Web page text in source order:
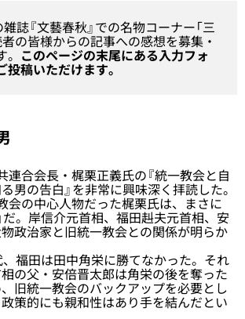
誌『文藝春秋』での名物コーナー「三
者の皆様からの記事への感想を募集・
このページの末尾にある入力フォ
稿いただけます。
合会長・梶栗正義氏の『統一教会と自
男の告白 』を非常に興味深く拝読した。
会の中心人物だった梶栗氏は、まさに
だ。岸信介元首相、福田赳夫元首相、安
政治家と旧統一教会との関係が明らか
、福田は田中角栄に勝てなかった。それ
の父・安倍晋太郎は角栄の後を奪った
旧統一教会のバックアップを必要とし
策的にも親和性はあり手を結んだとい